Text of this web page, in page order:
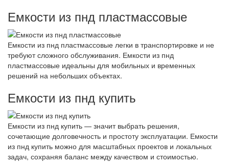
Емкости из пнд пластмассовые
Емкости из пнд пластмассовые легки в транспортировке и не
требуют сложного обслуживания. Емкости из пнд
пластмассовые идеальны для мобильных и временных
решений на небольших объектах.
Емкости из пнд купить
Емкости из пнд купить — значит выбрать решения,
сочетающие долговечность и простоту эксплуатации. Емкости
из пнд купить можно для масштабных проектов и локальных
задач, сохраняя баланс между качеством и стоимостью.